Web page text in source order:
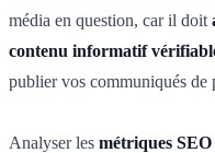
média en question, car il doit
contenu informatif
publier vos communiqués de
Analyser les métriques